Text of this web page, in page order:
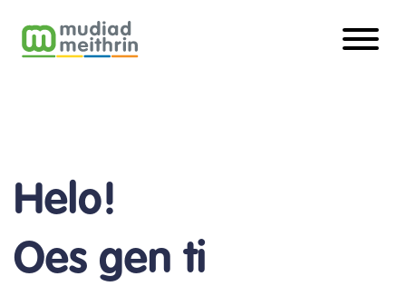
Mwy o fanylion
I Gylchoedd
Cefnogaeth i'n haelodau
Helo!
Oes gen ti